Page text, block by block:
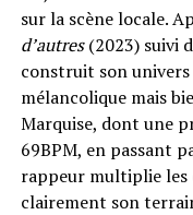
sur la scène locale.
d’autres(2023) suivi
construit son
mélancolique mais
Marquise, dont une
69BPM, en passant
rappeur multiplie les
clairement son